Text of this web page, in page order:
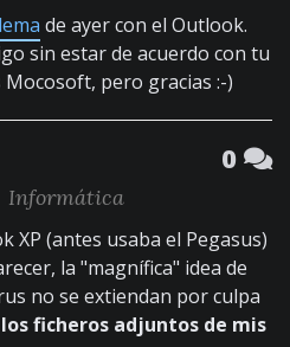
de ayer con el Outlook.
sin estar de acuerdo con tu
pero gracias :-)
0
Informática
XP (antes usaba el Pegasus)
la "magnífica" idea de
no se extiendan por culpa
ficheros adjuntos de mis